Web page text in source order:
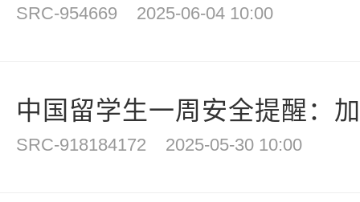
SRC-954669 2025-06-04 10:00
中国留学生一周安全提醒：
SRC-918184172 2025-05-30 10:00